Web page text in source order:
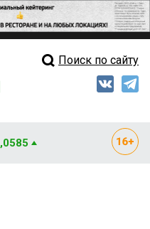
Свежий выпускПоиск по сайту